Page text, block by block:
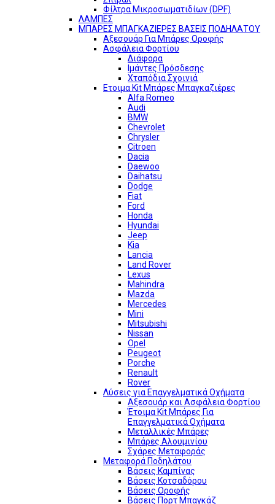
Φίλτρα Μικροσωματιδίων (DPF)
ΛΑΜΠΕΣ
ΜΠΑΡΕΣ ΜΠΑΓΚΑΖΙΕΡΕΣ ΒΑΣΕΙΣ ΠΟΔΗΛΑΤΟΥ
Αξεσουάρ Για Μπάρες Οροφής
Ασφάλεια Φορτίου
Διάφορα
Ιμάντες Πρόσδεσης
Χταπόδια Σχοινιά
Ετοιμα Kit Μπάρες Μπαγκαζιέρες
Alfa Romeo
Audi
BMW
Chevrolet
Chrysler
Citroen
Dacia
Daewoo
Daihatsu
Dodge
Fiat
Ford
Honda
Hyundai
Jeep
Kia
Lancia
Land Rover
Lexus
Mahindra
Mazda
Mercedes
Mini
Mitsubishi
Nissan
Opel
Peugeot
Porche
Renault
Rover
Λύσεις για Επαγγελματικά Οχήματα
Αξεσουάρ και Ασφάλεια Φορτίου
Έτοιμα Kit Μπάρες Για
Επαγγελματικά Οχήματα
Μεταλλικές Μπάρες
Μπάρες Αλουμινίου
Σχάρες Μεταφοράς
Μεταφορά Ποδηλάτου
Βάσεις Καμπίνας
Βάσεις Κοτσαδόρου
Βάσεις Οροφής
Βάσεις Πορτ Μπαγκάζ